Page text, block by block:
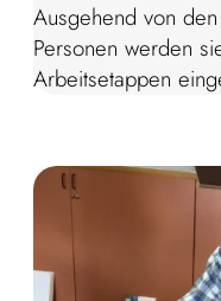
Ausgehend von
Personen werden
Arbeitsetappen